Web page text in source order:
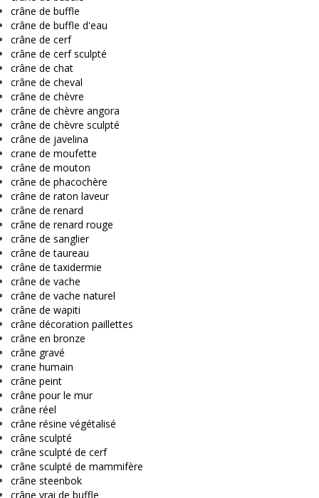
crâne de buffle
crâne de buffle d'eau
crâne de cerf
crâne de cerf sculpté
crâne de chat
crâne de cheval
crâne de chèvre
crâne de chèvre angora
crâne de chèvre sculpté
crâne de javelina
crane de moufette
crâne de mouton
crâne de phacochère
crâne de raton laveur
crâne de renard
crâne de renard rouge
crâne de sanglier
crâne de taureau
crâne de taxidermie
crâne de vache
crâne de vache naturel
crâne de wapiti
crâne décoration paillettes
crâne en bronze
crâne gravé
crane humain
crâne peint
crâne pour le mur
crâne réel
crâne résine végétalisé
crâne sculpté
crâne sculpté de cerf
crâne sculpté de mammifère
crâne steenbok
crâne vrai de buffle